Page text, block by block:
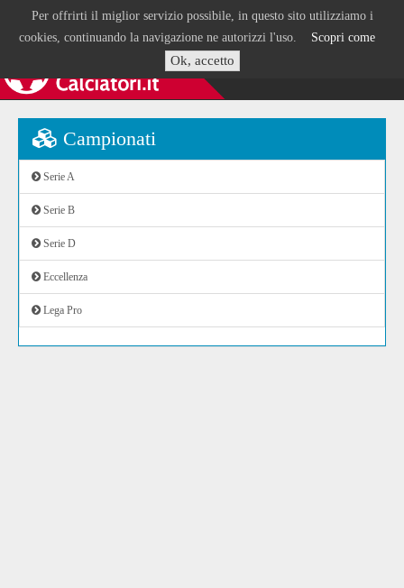
Per offrirti il miglior servizio possibile, in questo sito utilizziamo i
cookies, continuando la navigazione ne autorizzi l'uso. Scopri come
Ok, accetto
Campionati
Serie A
Serie B
Serie D
Eccellenza
Lega Pro